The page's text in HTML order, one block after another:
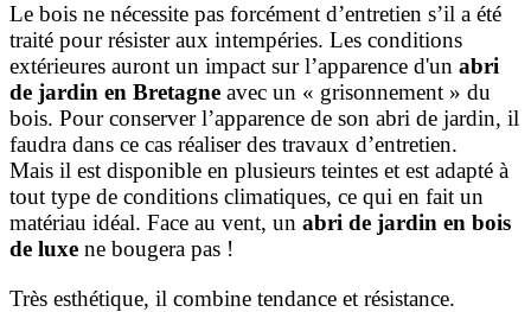
Le bois ne nécessite pas forcément d’entretien s’il a été
traité pour résister aux intempéries. Les conditions
extérieures auront un impact sur l’apparence d'un abri
de jardin en Bretagne avec un « grisonnement » du
bois. Pour conserver l’apparence de son abri de jardin, il
faudra dans ce cas réaliser des travaux d’entretien.
Mais il est disponible en plusieurs teintes et est adapté à
tout type de conditions climatiques, ce qui en fait un
matériau idéal. Face au vent, un abri de jardin en bois
de luxe ne bougera pas !
Très esthétique, il combine tendance et résistance.